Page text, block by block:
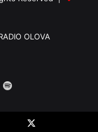
OLOVA
Spotify